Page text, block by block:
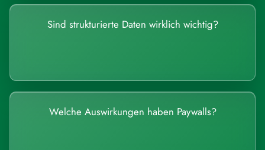
Sind strukturierte Daten wirklich wichtig?
Welche Auswirkungen haben Paywalls?